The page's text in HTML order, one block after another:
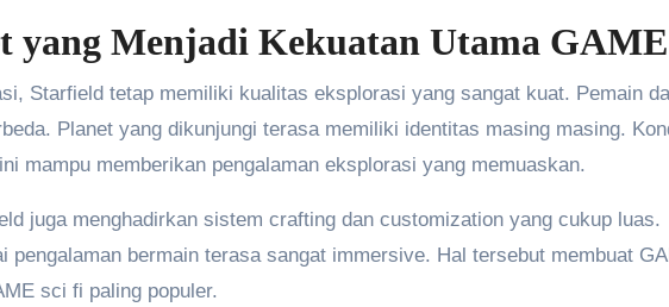
yang Menjadi Kekuatan Utama GAME
Starfield tetap memiliki kualitas eksplorasi yang sangat kuat. Pemain
Planet yang dikunjungi terasa memiliki identitas masing masing.
mampu memberikan pengalaman eksplorasi yang memuaskan.
juga menghadirkan sistem crafting dan customization yang cukup luas.
pengalaman bermain terasa sangat immersive. Hal tersebut membuat
sci fi paling populer.